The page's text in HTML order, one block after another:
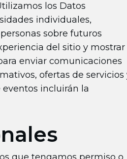
los Datos
individuales,
sobre futuros
del sitio y mostrar
enviar comunicaciones
ofertas de servicios
incluirán la